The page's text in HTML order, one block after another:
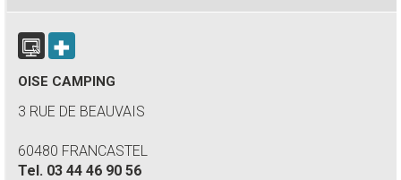
OISE CAMPING
3 RUE DE BEAUVAIS
60480 FRANCASTEL
Tel. 03 44 46 90 56